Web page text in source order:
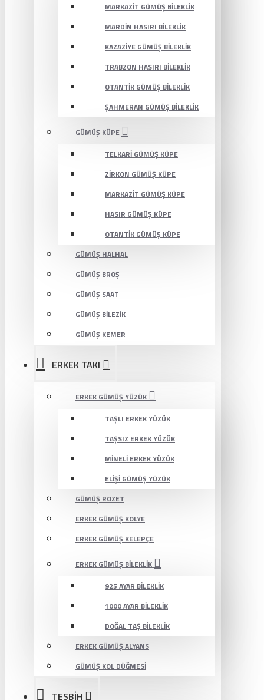
MARKAZIT GÜMÜŞ BILEKLIK
MARDIN HASIRI BILEKLIK
KAZAZIYE GÜMÜŞ BILEKLIK
TRABZON HASIRI BILEKLIK
OTANTIK GÜMÜŞ BILEKLIK
ŞAHMERAN GÜMÜŞ BILEKLIK
GÜMÜŞ KÜPE
TELKARI GÜMÜŞ KÜPE
ZIRKON GÜMÜŞ KÜPE
MARKAZIT GÜMÜŞ KÜPE
HASIR GÜMÜŞ KÜPE
OTANTIK GÜMÜŞ KÜPE
GÜMÜŞ HALHAL
GÜMÜŞ BROŞ
GÜMÜŞ SAAT
GÜMÜŞ BILEZIK
GÜMÜŞ KEMER
ERKEK TAKI
ERKEK GÜMÜŞ YÜZÜK
TAŞLI ERKEK YÜZÜK
TAŞSIZ ERKEK YÜZÜK
MINELI ERKEK YÜZÜK
ELIŞI GÜMÜŞ YÜZÜK
GÜMÜŞ ROZET
ERKEK GÜMÜŞ KOLYE
ERKEK GÜMÜŞ KELEPÇE
ERKEK GÜMÜŞ BILEKLIK
925 AYAR BILEKLIK
1000 AYAR BILEKLIK
DOĞAL TAŞ BILEKLIK
ERKEK GÜMÜŞ ALYANS
GÜMÜŞ KOL DÜĞMESI
TESBİH